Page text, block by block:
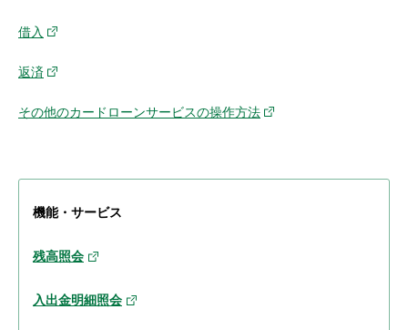
借入
返済
その他のカードローンサービスの操作方法
機能・サービス
残高照会
入出金明細照会